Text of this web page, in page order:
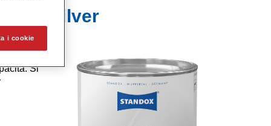
590 Silver
Si
i cookie